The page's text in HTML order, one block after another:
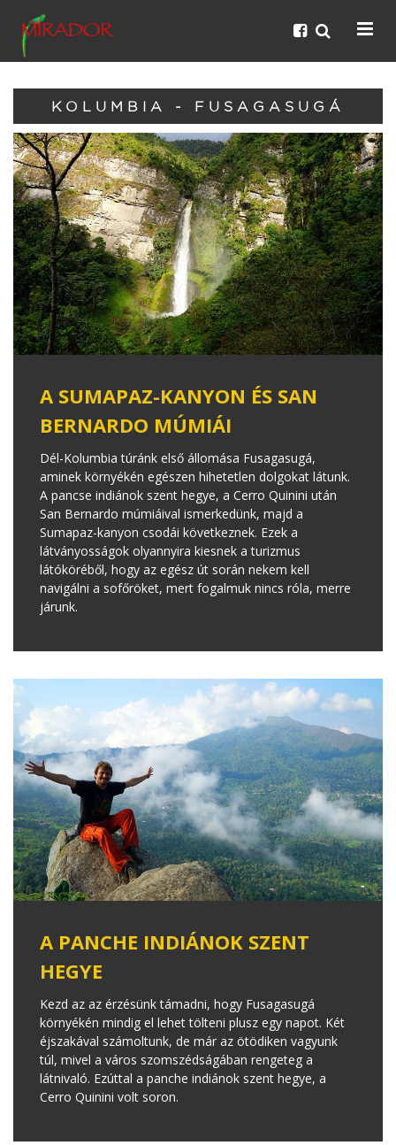
KOLUMBIA - FUSAGASUGÁ
A SUMAPAZ-KANYON ÉS SAN
BERNARDO MÚMIÁI
Dél-Kolumbia túránk első állomása Fusagasugá,
aminek környékén egészen hihetetlen dolgokat látunk.
A pancse indiánok szent hegye, a Cerro Quinini után
San Bernardo múmiáival ismerkedünk, majd a
Sumapaz-kanyon csodái következnek. Ezek a
látványosságok olyannyira kiesnek a turizmus
látóköréből, hogy az egész út során nekem kell
navigálni a sofőröket, mert fogalmuk nincs róla, merre
járunk.
A PANCHE INDIÁNOK SZENT
HEGYE
Kezd az az érzésünk támadni, hogy Fusagasugá
környékén mindig el lehet tölteni plusz egy napot. Két
éjszakával számoltunk, de már az ötödiken vagyunk
túl, mivel a város szomszédságában rengeteg a
látnivaló. Ezúttal a panche indiánok szent hegye, a
Cerro Quinini volt soron.